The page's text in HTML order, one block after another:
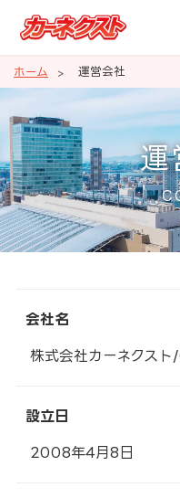
ホーム 運営会社
運
会社名
株式会社カーネクス
設立日
2008年4月8日